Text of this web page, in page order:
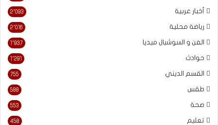
أخبار عربية 2٬093
رياضة محلية 2٬016
الفن و السوشيال ميديا 1٬937
حوادث 1٬291
القسم الديني 755
طقس 588
صحة 553
تعليم 458